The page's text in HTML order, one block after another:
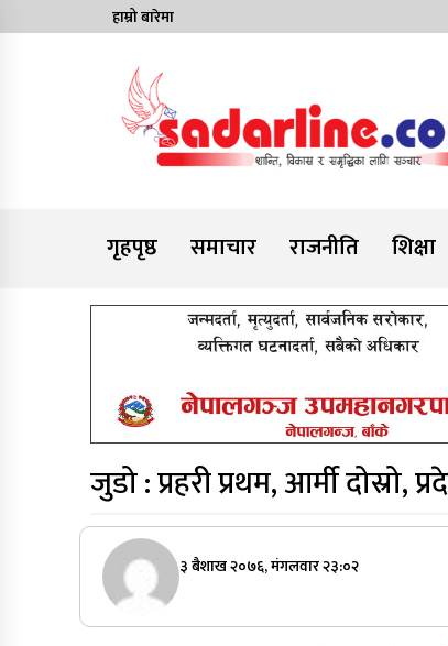
to
हाम्रो बारेमा
गृहपृष्ठ
समाचार राजनीति शिक्षा
जुडो : प्रहरी प्रथम, आर्मी दोस्रो,
३ बैशाख २०७६, मंगलवार २३:०२